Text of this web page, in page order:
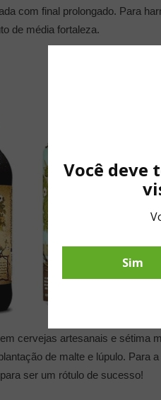
com final prolongado. Para
de média fortaleza.
cervejas artesanais e sétima
de malte e lúpulo.
ser um rótulo de sucesso!
Você deve
Sim